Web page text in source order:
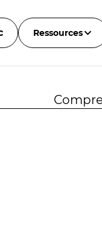
Ressources